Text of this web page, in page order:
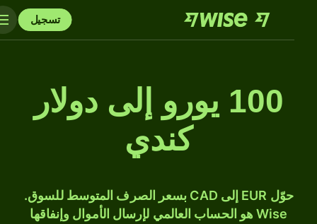
تسجيل
100 يورو إلى دولار
كندي
حوّل EUR إلى CAD بسعر الصرف المتوسط للسوق.
Wise هو الحساب العالمي لإرسال الأموال وإنفاقها